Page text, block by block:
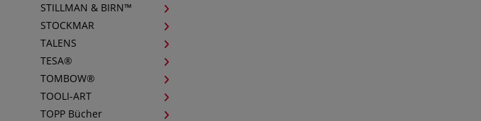
STILLMAN & BIRN™
STOCKMAR
TALENS
TESA®
TOMBOW®
TOOLI-ART
TOPP Bücher